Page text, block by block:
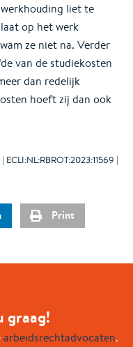
liet te
op het werk
ze niet na. Verder
van de studiekosten
dan redelijk
hoeft zij dan ook
|
Print
graag!
arbeidsrechtadvocaten.